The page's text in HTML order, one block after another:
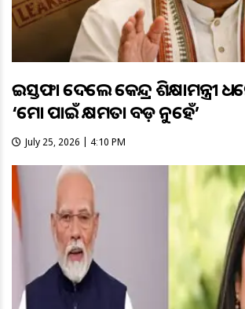
ଇସ୍ତଫା ଦେଲେ କେନ୍ଦ୍ର ଶିକ୍ଷାମନ୍ତ୍ରୀ
‘ମୋ ପାଇଁ କ୍ଷମତା ବଡ଼ ନୁହେଁ’
July 25, 2026 | 4:10 PM